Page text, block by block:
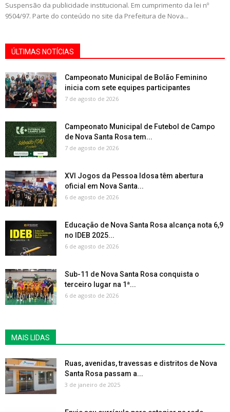
Suspensão da publicidade institucional. Em cumprimento da lei nº
9504/97. Parte do conteúdo no site da Prefeitura de Nova...
ÚLTIMAS NOTÍCIAS
Campeonato Municipal de Bolão Feminino
inicia com sete equipes participantes
7 de agosto de 2026
Campeonato Municipal de Futebol de Campo
de Nova Santa Rosa tem...
7 de agosto de 2026
XVI Jogos da Pessoa Idosa têm abertura
oficial em Nova Santa...
6 de agosto de 2026
Educação de Nova Santa Rosa alcança nota 6,9
no IDEB 2025...
6 de agosto de 2026
Sub-11 de Nova Santa Rosa conquista o
terceiro lugar na 1ª...
6 de agosto de 2026
MAIS LIDAS
Ruas, avenidas, travessas e distritos de Nova
Santa Rosa passam a...
3 de janeiro de 2025